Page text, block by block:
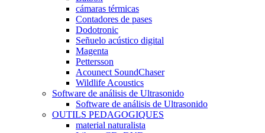
cámaras térmicas
Contadores de pases
Dodotronic
Señuelo acústico digital
Magenta
Pettersson
Acounect SoundChaser
Wildlife Acoustics
Software de análisis de Ultrasonido
Software de análisis de Ultrasonido
OUTILS PEDAGOGIQUES
material naturalista